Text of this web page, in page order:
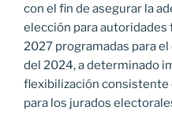
con el fin de asegurar la
elección para
2027 programadas para
del 2024, a determinado
flexibilización
para los jurados